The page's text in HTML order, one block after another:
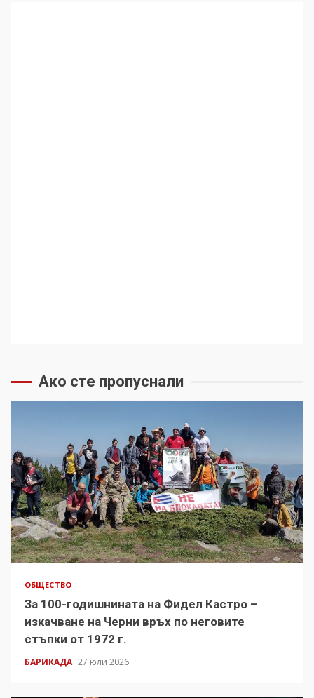
Ако сте пропуснали
ОБЩЕСТВО
За 100-годишнината на Фидел Кастро –
изкачване на Черни връх по неговите
стъпки от 1972 г.
БАРИКАДА 27 юли 2026